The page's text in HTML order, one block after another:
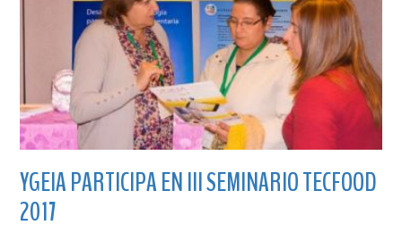
YGEIA PARTICIPA EN III SEMINARIO TECFOOD
2017